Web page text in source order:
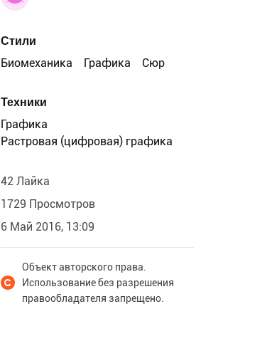
Стили
Биомеханика
Графика Сюр
Техники
Графика
Растровая (цифровая) графика
42 Лайка
1729 Просмотров
6 Май 2016, 13:09
Объект авторского права.
Использование без разрешения
правообладателя запрещено.